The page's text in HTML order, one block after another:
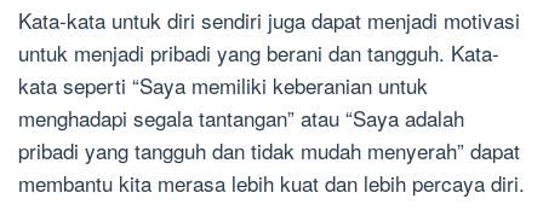
Kata-kata untuk diri sendiri juga dapat menjadi motivasi
untuk menjadi pribadi yang berani dan tangguh. Kata-
kata seperti “Saya memiliki keberanian untuk
menghadapi segala tantangan” atau “Saya adalah
pribadi yang tangguh dan tidak mudah menyerah” dapat
membantu kita merasa lebih kuat dan lebih percaya diri.